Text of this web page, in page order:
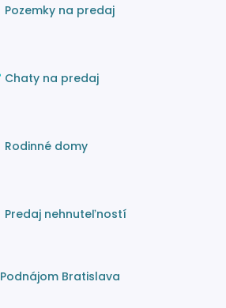
Pozemky na predaj
Chaty na predaj
Rodinné domy
Predaj nehnuteľností
Podnájom Bratislava